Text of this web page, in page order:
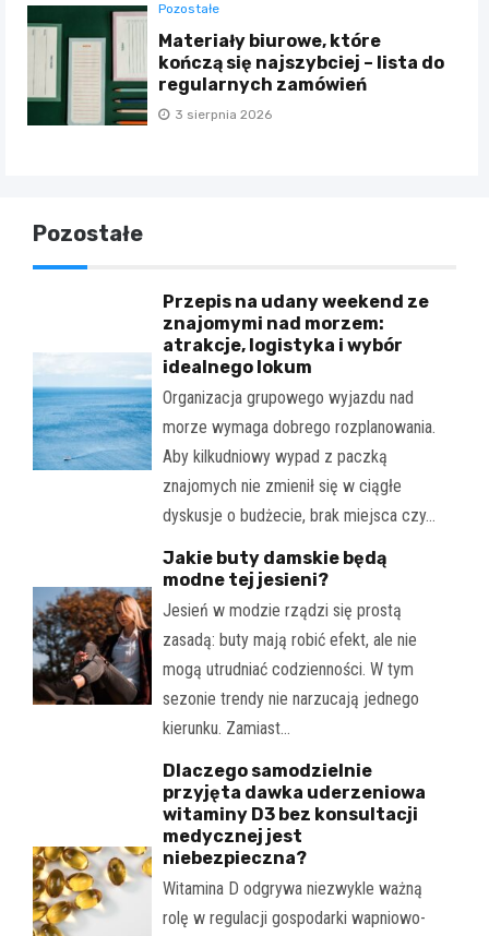
Pozostałe
Materiały biurowe, które
kończą się najszybciej – lista do
regularnych zamówień
3 sierpnia 2026
Pozostałe
Przepis na udany weekend ze
znajomymi nad morzem:
atrakcje, logistyka i wybór
idealnego lokum
Organizacja grupowego wyjazdu nad
morze wymaga dobrego rozplanowania.
Aby kilkudniowy wypad z paczką
znajomych nie zmienił się w ciągłe
dyskusje o budżecie, brak miejsca czy…
Jakie buty damskie będą
modne tej jesieni?
Jesień w modzie rządzi się prostą
zasadą: buty mają robić efekt, ale nie
mogą utrudniać codzienności. W tym
sezonie trendy nie narzucają jednego
kierunku. Zamiast…
Dlaczego samodzielnie
przyjęta dawka uderzeniowa
witaminy D3 bez konsultacji
medycznej jest
niebezpieczna?
Witamina D odgrywa niezwykle ważną
rolę w regulacji gospodarki wapniowo-